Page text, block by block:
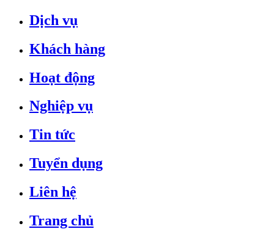
Dịch vụ
Khách hàng
Hoạt động
Nghiệp vụ
Tin tức
Tuyển dụng
Liên hệ
Trang chủ